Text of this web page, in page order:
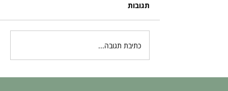
תגובות
כתיבת תגובה...